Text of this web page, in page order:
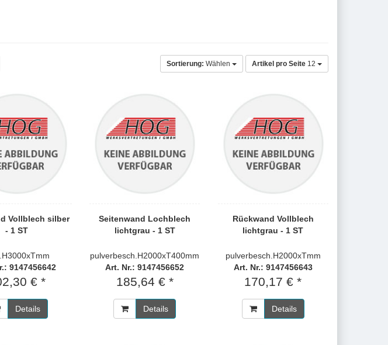
Sortierung: Wählen Artikel pro Seite 12
Vollblech silber
- 1 ST
9147456642
€ *
Details
Seitenwand Lochblech
lichtgrau - 1 ST
pulverbesch.H2000xT400mm
Art. Nr.: 9147456652
185,64 € *
Details
Rückwand Vollblech
lichtgrau - 1 ST
pulverbesch.H2000xTmm
Art. Nr.: 9147456643
170,17 € *
Details